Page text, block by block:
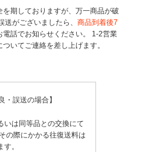
期しておりますが、万一商品が破
送がございましたら、商品到着後7
話でお知らせください。
1-2営業
いてご連絡を差し上げます。
・誤送の場合】
いは同等品との交換にて
その際にかかる往復送料は
。